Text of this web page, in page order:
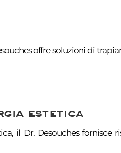
offre soluzioni di
estetica
il Dr. Desouches fornisce